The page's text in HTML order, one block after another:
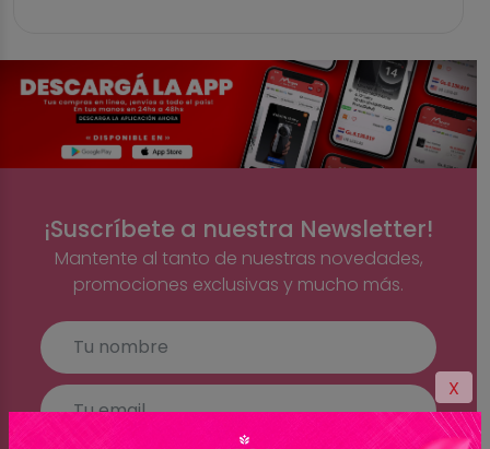
X
¡Suscríbete a nuestra Newsletter!
Mantente al tanto de nuestras novedades,
promociones exclusivas y mucho más.